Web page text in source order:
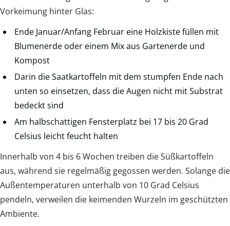
Vorkeimung hinter Glas:
Ende Januar/Anfang Februar eine Holzkiste füllen mit
Blumenerde oder einem Mix aus Gartenerde und
Kompost
Darin die Saatkartoffeln mit dem stumpfen Ende nach
unten so einsetzen, dass die Augen nicht mit Substrat
bedeckt sind
Am halbschattigen Fensterplatz bei 17 bis 20 Grad
Celsius leicht feucht halten
Innerhalb von 4 bis 6 Wochen treiben die Süßkartoffeln
aus, während sie regelmäßig gegossen werden. Solange die
Außentemperaturen unterhalb von 10 Grad Celsius
pendeln, verweilen die keimenden Wurzeln im geschützten
Ambiente.